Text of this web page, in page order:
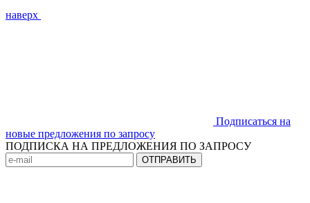
наверх
Подписаться на
новые предложения по запросу
ПОДПИСКА НА ПРЕДЛОЖЕНИЯ ПО ЗАПРОСУ
ОТПРАВИТЬ